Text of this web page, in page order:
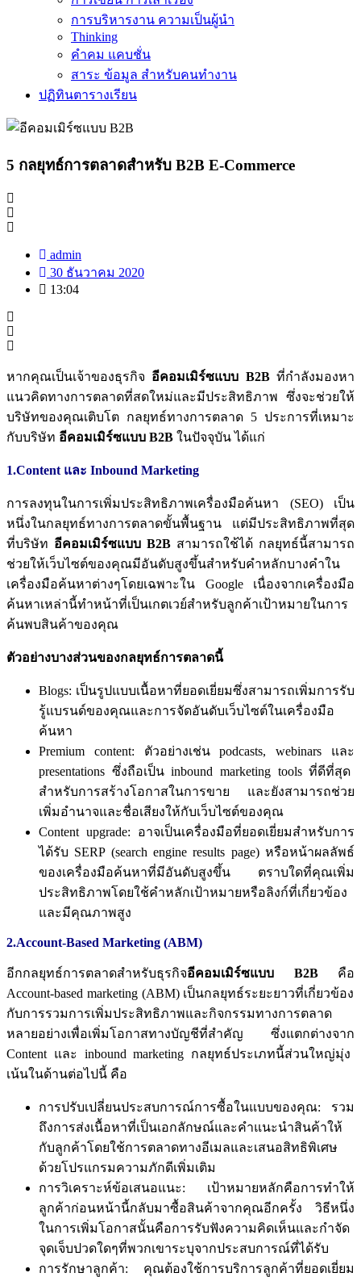
การบริหารงาน ความเป็นผู้นำ
Thinking
คำคม แคบชั่น
สาระ ข้อมูล สำหรับคนทำงาน
ปฏิทินตารางเรียน
5 กลยุทธ์การตลาดสำหรับ B2B E-Commerce
admin
30 ธันวาคม 2020
13:04
หากคุณเป็นเจ้าของธุรกิจ อีคอมเมิร์ซแบบ B2Bที่กำลังมองหา
แนวคิดทางการตลาดที่สดใหม่และมีประสิทธิภาพ ซึ่งจะช่วยให้
บริษัทของคุณเติบโต กลยุทธ์ทางการตลาด 5 ประการที่เหมาะ
กับบริษัท อีคอมเมิร์ซแบบ B2B ในปัจจุบัน ได้แก่
1.Content และ Inbound Marketing
การลงทุนในการเพิ่มประสิทธิภาพเครื่องมือค้นหา (SEO) เป็น
หนึ่งในกลยุทธ์ทางการตลาดขั้นพื้นฐาน
แต่มีประสิทธิภาพที่สุด
ที่บริษัท อีคอมเมิร์ซแบบ B2B สามารถใช้ได้ กลยุทธ์นี้สามารถ
ช่วยให้เว็บไซต์ของคุณมีอันดับสูงขึ้นสำหรับคำหลักบางคำใน
เครื่องมือค้นหาต่างๆโดยเฉพาะใน Google เนื่องจากเครื่องมือ
ค้นหาเหล่านี้ทำหน้าที่เป็นเกตเวย์สำหรับลูกค้าเป้าหมายในการ
ค้นพบสินค้าของคุณ
ตัวอย่างบางส่วนของกลยุทธ์การตลาดนี้
Blogs: เป็นรูปแบบเนื้อหาที่ยอดเยี่ยมซึ่งสามารถเพิ่มการรับ
รู้แบรนด์ของคุณและการจัดอันดับเว็บไซต์ในเครื่องมือ
ค้นหา
Premium content: ตัวอย่างเช่นpodcasts, webinars และ
presentations ซึ่งถือเป็นinbound marketing toolsที่ดีที่สุด
สำหรับการสร้างโอกาสในการขาย
และยังสามารถช่วย
เพิ่มอำนาจและชื่อเสียงให้กับเว็บไซต์ของคุณ
Content upgrade: อาจเป็นเครื่องมือที่ยอดเยี่ยมสำหรับการ
ได้รับ SERP (search engine results page) หรือหน้าผลลัพธ์
ของเครื่องมือค้นหาที่มีอันดับสูงขึ้น
ตราบใดที่คุณเพิ่ม
ประสิทธิภาพโดยใช้คำหลักเป้าหมายหรือลิงก์ที่เกี่ยวข้อง
และมีคุณภาพสูง
2.Account-Based Marketing (ABM)
อีกกลยุทธ์การตลาดสำหรับธุรกิจอีคอมเมิร์ซแบบ B2B คือ
Account-based marketing (ABM) เป็นกลยุทธ์ระยะยาวที่เกี่ยวข้อง
กับการรวมการเพิ่มประสิทธิภาพและกิจกรรมทางการตลาด
หลายอย่างเพื่อเพิ่มโอกาสทางบัญชีที่สำคัญ ซึ่งแตกต่างจาก
Content และ inbound marketing กลยุทธ์ประเภทนี้ส่วนใหญ่มุ่ง
เน้นในด้านต่อไปนี้ คือ
การปรับเปลี่ยนประสบการณ์การซื้อในแบบของคุณ: รวม
ถึงการส่งเนื้อหาที่เป็นเอกลักษณ์และคำแนะนำสินค้าให้
กับลูกค้าโดยใช้การตลาดทางอีเมลและเสนอสิทธิพิเศษ
ด้วยโปรแกรมความภักดีเพิ่มเติม
การวิเคราะห์ข้อเสนอแนะ: เป้าหมายหลักคือการทำให้
ลูกค้าก่อนหน้านี้กลับมาซื้อสินค้าจากคุณอีกครั้ง
วิธีหนึ่ง
ในการเพิ่มโอกาสนั้นคือการรับฟังความคิดเห็นและกำจัด
จุดเจ็บปวดใดๆที่พวกเขาระบุจากประสบการณ์ที่ได้รับ
การรักษาลูกค้า: คุณต้องใช้การบริการลูกค้าที่ยอดเยี่ยม